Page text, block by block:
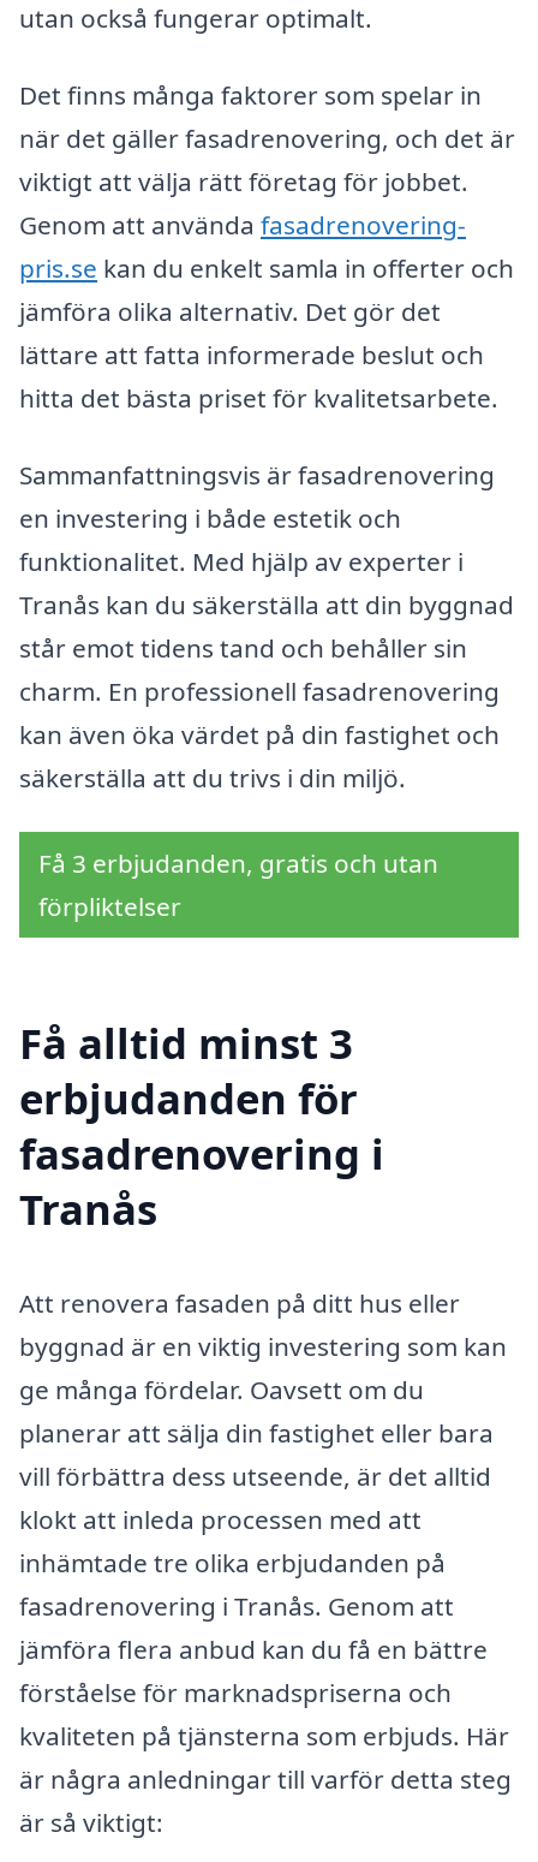
utan också fungerar optimalt.
Det finns många faktorer som spelar in
när det gäller fasadrenovering, och det är
viktigt att välja rätt företag för jobbet.
Genom att använda fasadrenovering-
pris.se kan du enkelt samla in offerter och
jämföra olika alternativ. Det gör det
lättare att fatta informerade beslut och
hitta det bästa priset för kvalitetsarbete.
Sammanfattningsvis är fasadrenovering
en investering i både estetik och
funktionalitet. Med hjälp av experter i
Tranås kan du säkerställa att din byggnad
står emot tidens tand och behåller sin
charm. En professionell fasadrenovering
kan även öka värdet på din fastighet och
säkerställa att du trivs i din miljö.
Få 3 erbjudanden, gratis och utan
förpliktelser
Få alltid minst 3
erbjudanden för
fasadrenovering i
Tranås
Att renovera fasaden på ditt hus eller
byggnad är en viktig investering som kan
ge många fördelar. Oavsett om du
planerar att sälja din fastighet eller bara
vill förbättra dess utseende, är det alltid
klokt att inleda processen med att
inhämtade tre olika erbjudanden på
fasadrenovering i Tranås. Genom att
jämföra flera anbud kan du få en bättre
förståelse för marknadspriserna och
kvaliteten på tjänsterna som erbjuds. Här
är några anledningar till varför detta steg
är så viktigt: